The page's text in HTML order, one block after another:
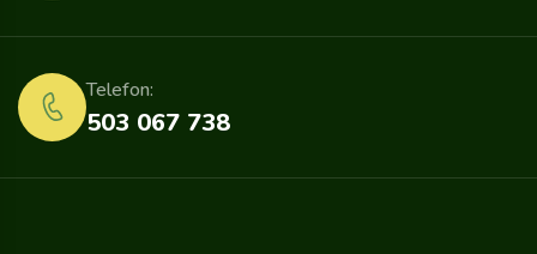
503 067 738
Telefon: